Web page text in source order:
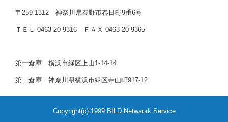
〒259-1312 神奈川県秦野市春日町9番6号
ＴＥＬ 0463-20-9316 ＦＡＸ 0463-20-9365
第一倉庫 横浜市緑区上山1-14-14
第二倉庫 神奈川県横浜市緑区寺山町917-12
Copyright(c) 1999 BILD Netwaork Service